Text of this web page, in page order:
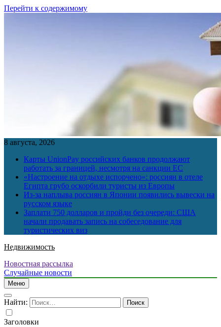
Перейти к содержимому
8 августа, 2026
Карты UnionPay российских банков продолжают
работать за границей, несмотря на санкции ЕС
«Настроение на отдыхе испорчено»: россиян в отеле
Египта грубо оскорбили туристы из Европы
Из-за наплыва россиян в Японии появились вывески на
русском языке
Заплати 750 долларов и пройди без очереди: США
начали продавать запись на собеседование для
туристических виз
Недвижимость
Новостная рассылка
Случайные новости
Меню
Найти:
Заголовки